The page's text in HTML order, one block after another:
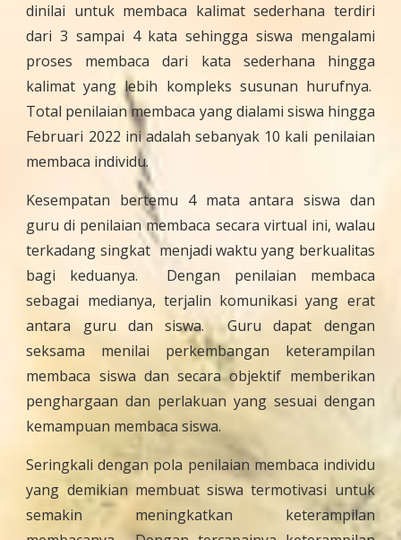
dinilai untuk membaca kalimat sederhana terdiri
dari 3 sampai 4 kata sehingga siswa mengalami
proses membaca dari kata sederhana hingga
kalimat yang lebih kompleks susunan hurufnya.
Total penilaian membaca yang dialami siswa hingga
Februari 2022 ini adalah sebanyak 10 kali penilaian
membaca individu.
Kesempatan bertemu 4 mata antara siswa dan
guru di penilaian membaca secara virtual ini, walau
terkadang singkat menjadi waktu yang berkualitas
bagi keduanya. Dengan penilaian membaca
sebagai medianya, terjalin komunikasi yang erat
antara guru dan siswa. Guru dapat dengan
seksama menilai perkembangan keterampilan
membaca siswa dan secara objektif memberikan
penghargaan dan perlakuan yang sesuai dengan
kemampuan membaca siswa.
Seringkali dengan pola penilaian membaca individu
yang demikian membuat siswa termotivasi untuk
semakin meningkatkan keterampilan